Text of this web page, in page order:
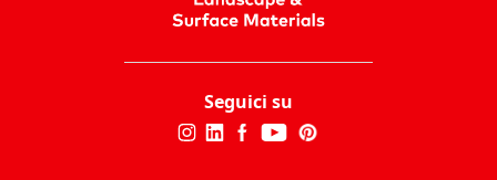
Seguici su